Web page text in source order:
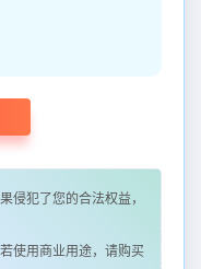
侵犯了您的合法权益，
使用商业用途，请购买